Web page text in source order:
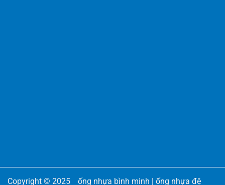
Copyright © 2025 ống nhựa bình minh ống nhựa đệ